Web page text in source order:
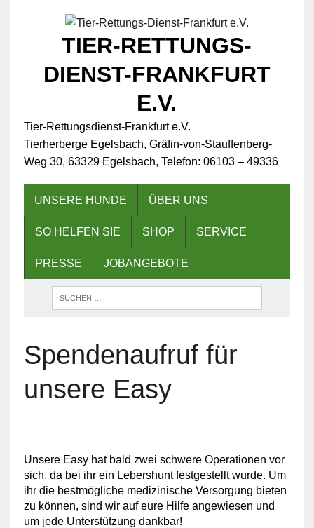
TIER-RETTUNGS-
DIENST-FRANKFURT
E.V.
Tier-Rettungsdienst-Frankfurt e.V.
Tierherberge Egelsbach, Gräfin-von-Stauffenberg-
Weg 30, 63329 Egelsbach, Telefon: 06103 – 49336
UNSERE HUNDE ÜBER UNS
SO HELFEN SIE SHOP SERVICE
PRESSE JOBANGEBOTE
Spendenaufruf für
unsere Easy
Unsere Easy hat bald zwei schwere Operationen vor
sich, da bei ihr ein Lebershunt festgestellt wurde. Um
ihr die bestmögliche medizinische Versorgung bieten
zu können, sind wir auf eure Hilfe angewiesen und
um jede Unterstützung dankbar!